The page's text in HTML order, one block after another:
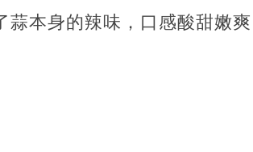
本身的辣味，口感酸甜嫩爽